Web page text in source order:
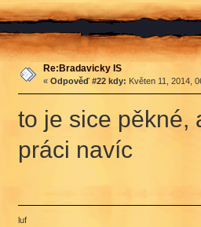
Re:Bradavicky IS
« Odpověď #22 kdy: Květen 11, 2014,
to je sice pěkné,
práci navíc
luf